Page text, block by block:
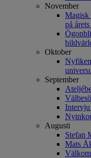
November
Magisk
på
Oktober
September
Augusti
Stefan
Mats